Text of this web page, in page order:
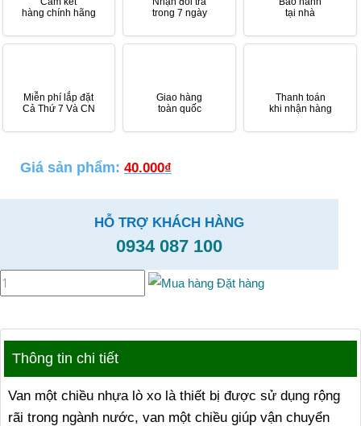
hàng chính hãng
trong 7 ngày
tại nhà
Miễn phí lắp đặt
Cả Thứ 7 Và CN
Giao hàng
toàn quốc
Thanh toán
khi nhận hàng
Giá sản phẩm: 40.000₫
HỖ TRỢ KHÁCH HÀNG
0934 087 100
Đặt hàng
Thông tin chi tiết
Van một chiều nhựa lò xo là thiết bị được sử dụng rộng
rãi trong ngành nước, van một chiều giúp vận chuyển